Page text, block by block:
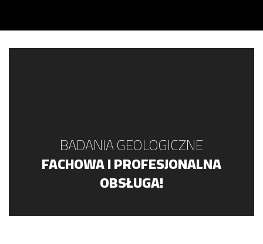
BADANIA GEOLOGICZNE
FACHOWA I PROFESJONALNA
OBSŁUGA!